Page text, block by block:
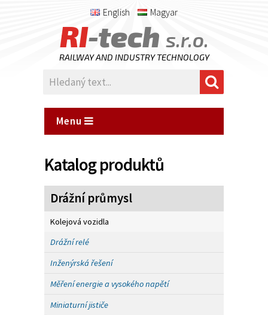
English Magyar
RI-tech s.r.o.
RAILWAY AND INDUSTRY TECHNOLOGY
Menu
Katalog produktů
Drážní průmysl
Kolejová vozidla
Drážní relé
Inženýrská řešení
Měření energie a vysokého napětí
Miniaturní jističe